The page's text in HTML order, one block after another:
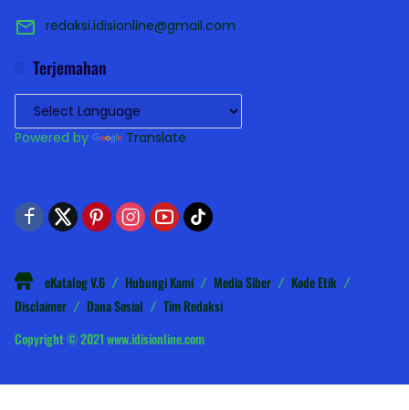
redaksi.idisionline@gmail.com
Terjemahan
Powered by Translate
eKatalog V.6 Hubungi Kami Media Siber
Kode Etik
Disclaimer
Dana Sosial
Tim Redaksi
Copyright © 2021 www.idisionline.com